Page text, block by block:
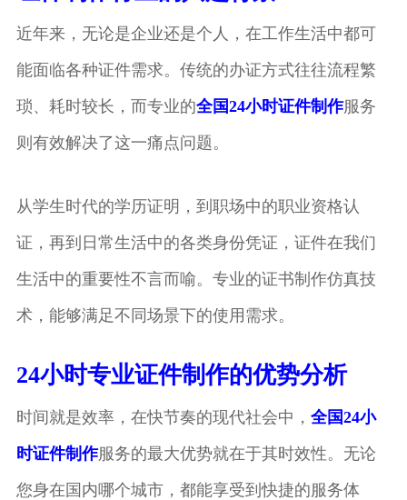
近年来，无论是企业还是个人，在工作生活中都可
能面临各种证件需求。传统的办证方式往往流程繁
琐、耗时较长，而专业的全国24小时证件制作服务
则有效解决了这一痛点问题。
从学生时代的学历证明，到职场中的职业资格认
证，再到日常生活中的各类身份凭证，证件在我们
生活中的重要性不言而喻。专业的证书制作仿真技
术，能够满足不同场景下的使用需求。
24小时专业证件制作的优势分析
时间就是效率，在快节奏的现代社会中， 全国24小
时证件制作服务的最大优势就在于其时效性。无论
您身在国内哪个城市，都能享受到快捷的服务体